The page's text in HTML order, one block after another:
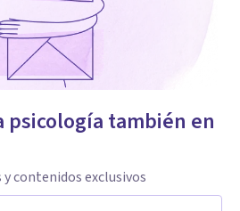
psicología también en
contenidos exclusivos